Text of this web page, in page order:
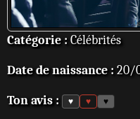
Catégorie : Célébrités
Date de naissance : 20/
Ton avis : ♥ ♥ ♥